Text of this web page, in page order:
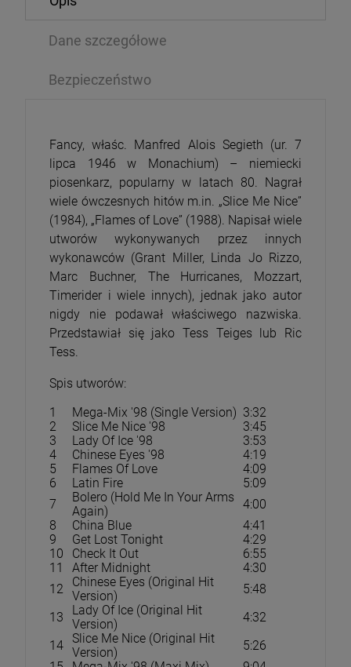
IAN - WALK INTO LIGHT (THE BRUCE SOORD
Dane szczegółowe
Bezpieczeństwo
Fancy, właśc. Manfred Alois Segieth (ur. 7
lipca 1946 w Monachium) – niemiecki
piosenkarz, popularny w latach 80. Nagrał
wiele ówczesnych hitów m.in. „Slice Me Nice”
(1984), „Flames of Love” (1988). Napisał wiele
utworów wykonywanych przez innych
wykonawców (Grant Miller, Linda Jo Rizzo,
Marc Buchner, The Hurricanes, Mozzart,
Timerider i wiele innych), jednak jako autor
nigdy nie podawał właściwego nazwiska.
Przedstawiał się jako Tess Teiges lub Ric
Tess.
Spis utworów:
1
Mega-Mix '98 (Single Version) 3:32
2
Slice Me Nice '98
3:45
3
Lady Of Ice '98
3:53
4
Chinese Eyes '98
4:19
5
Flames Of Love
4:09
6
Latin Fire
5:09
7
Bolero (Hold Me In Your Arms
Again)
4:00
8
China Blue
4:41
9
Get Lost Tonight
4:29
10
Check It Out
6:55
11
After Midnight
4:30
12
Chinese Eyes (Original Hit
Version)
5:48
13
Lady Of Ice (Original Hit
Version)
4:32
14
Slice Me Nice (Original Hit
Version)
5:26